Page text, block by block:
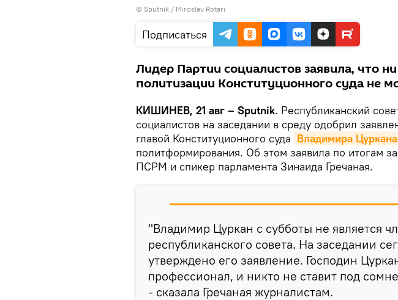
© Sputnik / Miroslav Rotari
Подписаться
Лидер Партии социалистов заявила, что
политизации Конституционного суда не
КИШИНЕВ, 21 авг – Sputnik. Республиканский
социалистов на заседании в среду одобрил
главой Конституционного суда Владимира Цуркана
политформирования. Об этом заявила по итогам
ПСРМ и спикер парламента Зинаида Гречаная.
"Владимир Цуркан с субботы не является
республиканского совета. На заседании
утверждено его заявление. Господин
профессионал, и никто не ставит под
- сказала Гречаная журналистам.